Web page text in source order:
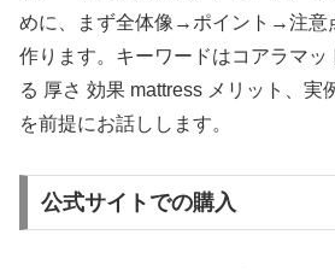
めに、まず全体像→ポイント→注意
作ります。キーワードはコアラマッ
る 厚さ 効果 mattress メリット、実
を前提にお話しします。
公式サイトでの購入